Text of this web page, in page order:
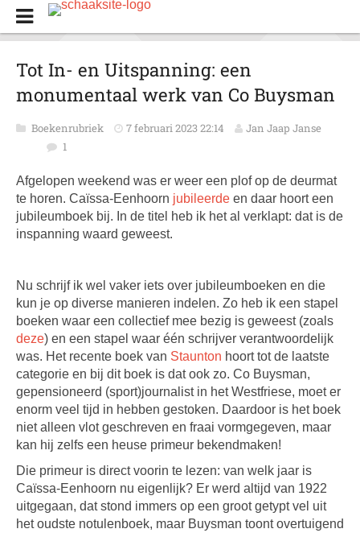
Tot In- en Uitspanning: een
monumentaal werk van Co Buysman
Boekenrubriek 7 februari 2023 22:14
Jan Jaap Janse
1
Afgelopen weekend was er weer een plof op de deurmat
te horen. Caïssa-Eenhoorn jubileerde en daar hoort een
jubileumboek bij. In de titel heb ik het al verklapt: dat is de
inspanning waard geweest.
Nu schrijf ik wel vaker iets over jubileumboeken en die
kun je op diverse manieren indelen. Zo heb ik een stapel
boeken waar een collectief mee bezig is geweest (zoals
deze) en een stapel waar één schrijver verantwoordelijk
was. Het recente boek van Staunton hoort tot de laatste
categorie en bij dit boek is dat ook zo. Co Buysman,
gepensioneerd (sport)journalist in het Westfriese, moet er
enorm veel tijd in hebben gestoken. Daardoor is het boek
niet alleen vlot geschreven en fraai vormgegeven, maar
kan hij zelfs een heuse primeur bekendmaken!
Die primeur is direct voorin te lezen: van welk jaar is
Caïssa-Eenhoorn nu eigenlijk? Er werd altijd van 1922
uitgegaan, dat stond immers op een groot getypt vel uit
het oudste notulenboek, maar Buysman toont overtuigend